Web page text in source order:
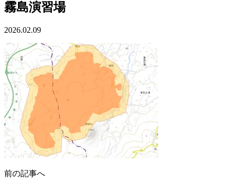
霧島演習場
2026.02.09
前の記事へ